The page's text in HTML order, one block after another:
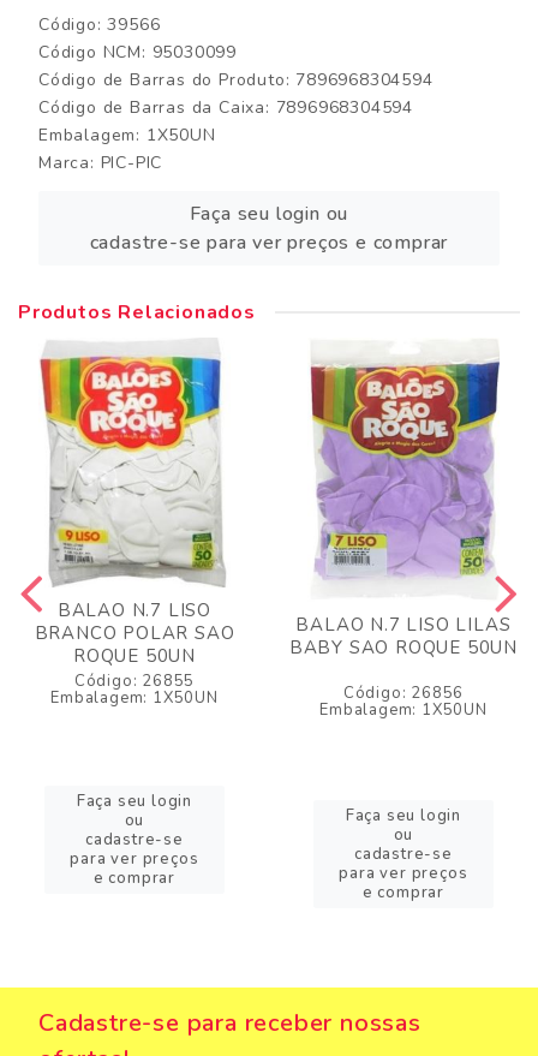
Código: 39566
Código NCM: 95030099
Código de Barras do Produto: 7896968304594
Código de Barras da Caixa: 7896968304594
Embalagem: 1X50UN
Marca: PIC-PIC
Faça seu login ou
cadastre-se para ver preços e comprar
Produtos Relacionados
BALAO N.7 LISO
BRANCO POLAR SAO
ROQUE 50UN
Código: 26855
Embalagem: 1X50UN
Faça seu login
ou
cadastre-se
para ver preços
e comprar
BALAO N.7 LISO LILAS
BABY SAO ROQUE 50UN
Código: 26856
Embalagem: 1X50UN
Faça seu login
ou
cadastre-se
para ver preços
e comprar
Cadastre-se para receber nossas